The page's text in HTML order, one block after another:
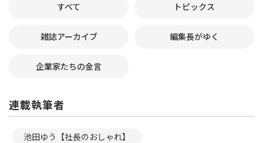
すべて トピックス
雑誌アーカイブ 編集長がゆく
企業家たちの金言
連載執筆者
池田ゆう【社長のおしゃれ】